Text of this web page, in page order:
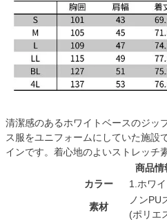
清潔感のあるホワイトベースのジッ
ス服をユニフォームにしていた施設
インです。着心地のよいストレッチ
商品情
カラー
1.ホワ
素材
ノンPU
(ポリエ